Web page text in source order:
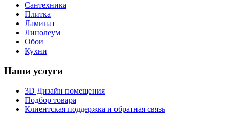
Сантехника
Плитка
Ламинат
Линолеум
Обои
Кухни
Наши услуги
3D Дизайн помещения
Подбор товара
Клиентская поддержка и обратная связь